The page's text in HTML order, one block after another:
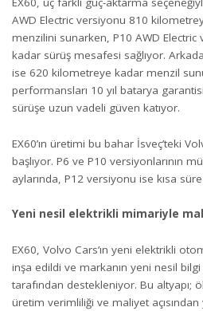
AWD Electric versiyonu 810
menzilini sunarken, P10 AWD
kadar sürüş mesafesi sağlıyor.
ise 620 kilometreye kadar menzil
performansları 10 yıl batarya
sürüşe uzun vadeli güven katıyor.
EX60’ın üretimi bu bahar İsveç’teki
başlıyor. P6 ve P10 versiyonlarının
aylarında, P12 versiyonu ise kısa
Yeni nesil elektrikli mimariyle
EX60, Volvo Cars’ın yeni elektrikli
inşa edildi ve markanın yeni nesil
tarafından destekleniyor. Bu altyapı;
üretim verimliliği ve maliyet